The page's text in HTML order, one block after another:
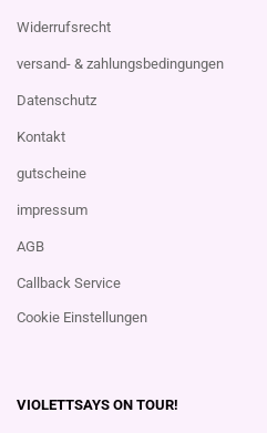
Widerrufsrecht
versand- & zahlungsbedingungen
Datenschutz
Kontakt
gutscheine
impressum
AGB
Callback Service
Cookie Einstellungen
VIOLETTSAYS ON TOUR!